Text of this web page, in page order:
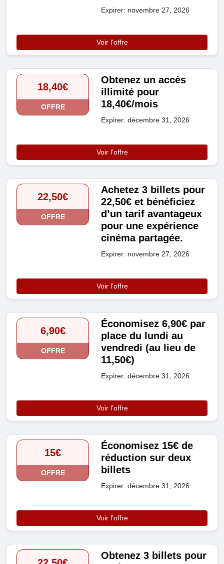
Expirer: novembre 27, 2026
Voir l'offre
18,40€
OFFRE
Obtenez un accès
illimité pour
18,40€/mois
Expirer: décembre 31, 2026
Voir l'offre
22,50€
OFFRE
Achetez 3 billets pour
22,50€ et bénéficiez
d’un tarif avantageux
pour une expérience
cinéma partagée.
Expirer: novembre 27, 2026
Voir l'offre
6,90€
OFFRE
Économisez 6,90€ par
place du lundi au
vendredi (au lieu de
11,50€)
Expirer: décembre 31, 2026
Voir l'offre
15€
OFFRE
Économisez 15€ de
réduction sur deux
billets
Expirer: décembre 31, 2026
Voir l'offre
Obtenez 3 billets pour